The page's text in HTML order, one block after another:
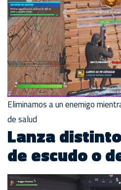
Eliminamos a un enemigo
de salud
Lanza
de escudo o